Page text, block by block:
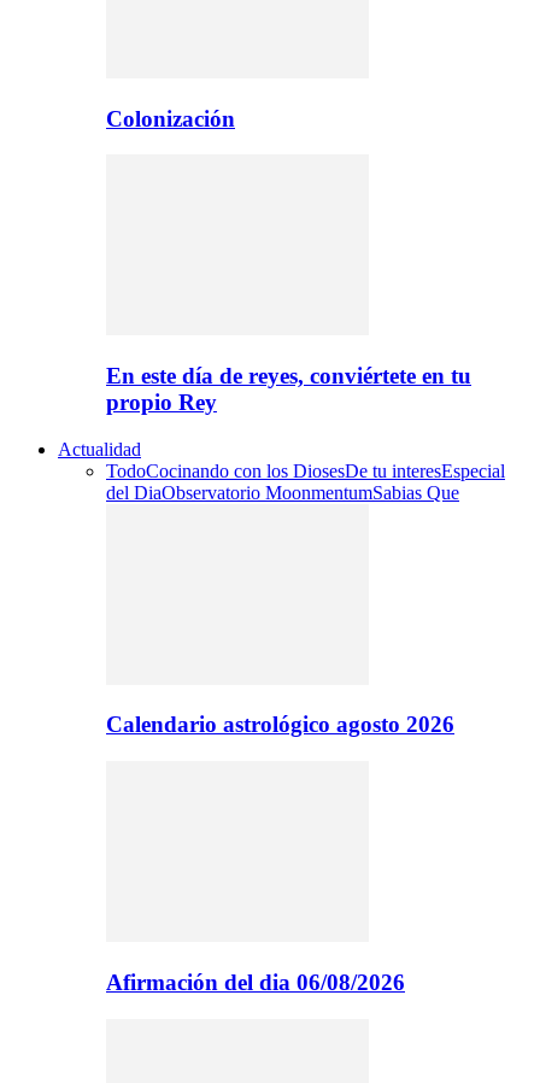
Colonización
En este día de reyes, conviértete en tu
propio Rey
Actualidad
TodoCocinando con los DiosesDe tu interesEspecial
del DiaObservatorio MoonmentumSabias Que
Calendario astrológico agosto 2026
Afirmación del dia 06/08/2026